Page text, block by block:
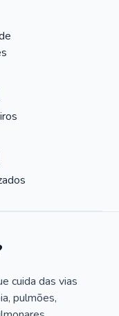
cuida das vias
pulmões,